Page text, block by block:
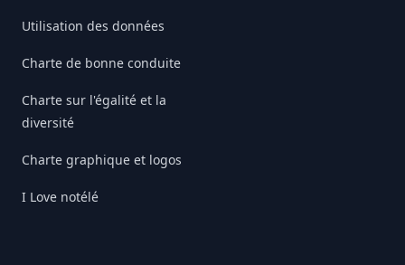
Utilisation des données
Charte de bonne conduite
Charte sur l'égalité et la
diversité
Charte graphique et logos
I Love notélé